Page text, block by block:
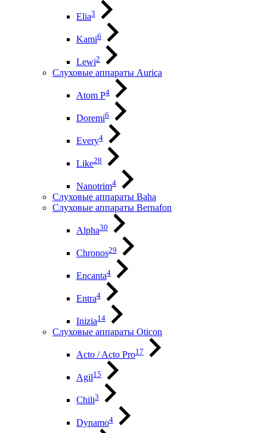
Elia3
Kami6
Lewi2
Слуховые аппараты Aurica
Atom P4
Doremi6
Every4
Like28
Nanotrim4
Слуховые аппараты Baha
Слуховые аппараты Bernafon
Alpha30
Chronos29
Encanta4
Entra4
Inizia14
Слуховые аппараты Oticon
Acto / Acto Pro17
Agil15
Chili3
Dynamo4